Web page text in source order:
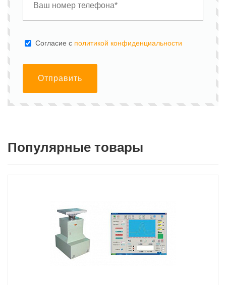
Cогласие с политикой конфиденциальности
Отправить
Популярные товары